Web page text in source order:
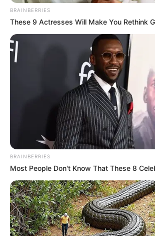
La Magnolia delmunicipio de Envigado.
Lea también:Con siluetas y velas
rechazaron masacres en el país
La víctima de 35 años de edad, al
unos amigos y familiares, en medio de
esa localidad del sur del Valle de Aburrá.
BRAINBERRIES
These 9 Actresses Will Make You Rethink
BRAINBERRIES
Most People Don't Know That These 8